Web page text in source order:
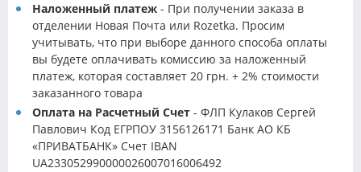
Наложенный платеж - При получении заказа в
отделении Новая Почта или Rozetka. Просим
учитывать, что при выборе данного способа оплаты
вы будете оплачивать комиссию за наложенный
платеж, которая составляет 20 грн. + 2% стоимости
заказанного товара
Оплата на Расчетный Счет - ФЛП Кулаков Сергей
Павлович Код ЕГРПОУ 3156126171 Банк АО КБ
«ПРИВАТБАНК» Счет IBAN
UA233052990000026007016006492